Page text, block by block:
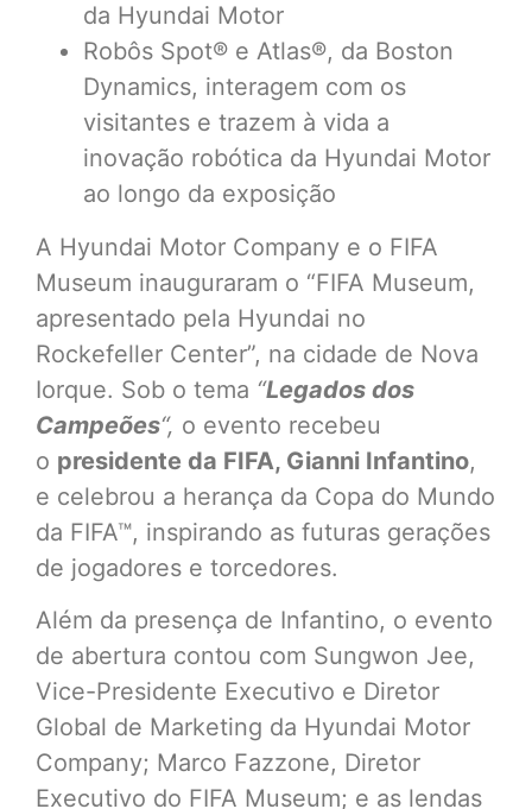
da Hyundai Motor
Robôs Spot® e Atlas®, da Boston
Dynamics, interagem com os
visitantes e trazem à vida a
inovação robótica da Hyundai Motor
ao longo da exposição
A Hyundai Motor Company e o FIFA
Museum inauguraram o “FIFA Museum,
apresentado pela Hyundai no
Rockefeller Center”, na cidade de Nova
Iorque. Sob o tema “Legados dos
Campeões“, o evento recebeu
o presidente da FIFA, Gianni Infantino,
e celebrou a herança da Copa do Mundo
da FIFA™, inspirando as futuras gerações
de jogadores e torcedores.
Além da presença de Infantino, o evento
de abertura contou com Sungwon Jee,
Vice-Presidente Executivo e Diretor
Global de Marketing da Hyundai Motor
Company; Marco Fazzone, Diretor
Executivo do FIFA Museum; e as lendas